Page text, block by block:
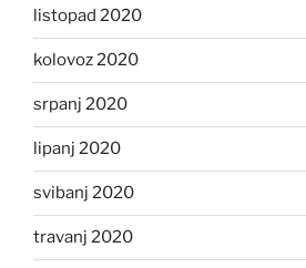
listopad 2020
kolovoz 2020
srpanj 2020
lipanj 2020
svibanj 2020
travanj 2020